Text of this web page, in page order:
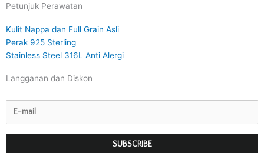
Petunjuk Perawatan
Kulit Nappa dan Full Grain Asli
Perak 925 Sterling
Stainless Steel 316L Anti Alergi
Langganan dan Diskon